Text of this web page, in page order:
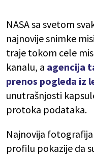
NASA sa svetom
najnovije snimke
traje tokom cele
kanalu, a agencija
prenos pogleda iz
unutrašnjosti
protoka podataka.
Najnovija
profilu pokazije da